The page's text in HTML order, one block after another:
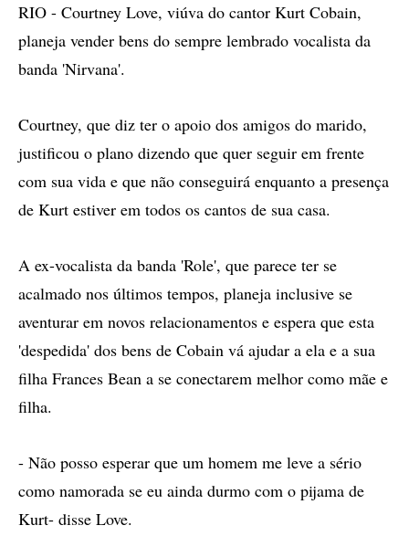
RIO - Courtney Love, viúva do cantor Kurt Cobain,
planeja vender bens do sempre lembrado vocalista da
banda 'Nirvana'.
Courtney, que diz ter o apoio dos amigos do marido,
justificou o plano dizendo que quer seguir em frente
com sua vida e que não conseguirá enquanto a presença
de Kurt estiver em todos os cantos de sua casa.
A ex-vocalista da banda 'Role', que parece ter se
acalmado nos últimos tempos, planeja inclusive se
aventurar em novos relacionamentos e espera que esta
'despedida' dos bens de Cobain vá ajudar a ela e a sua
filha Frances Bean a se conectarem melhor como mãe e
filha.
- Não posso esperar que um homem me leve a sério
como namorada se eu ainda durmo com o pijama de
Kurt- disse Love.